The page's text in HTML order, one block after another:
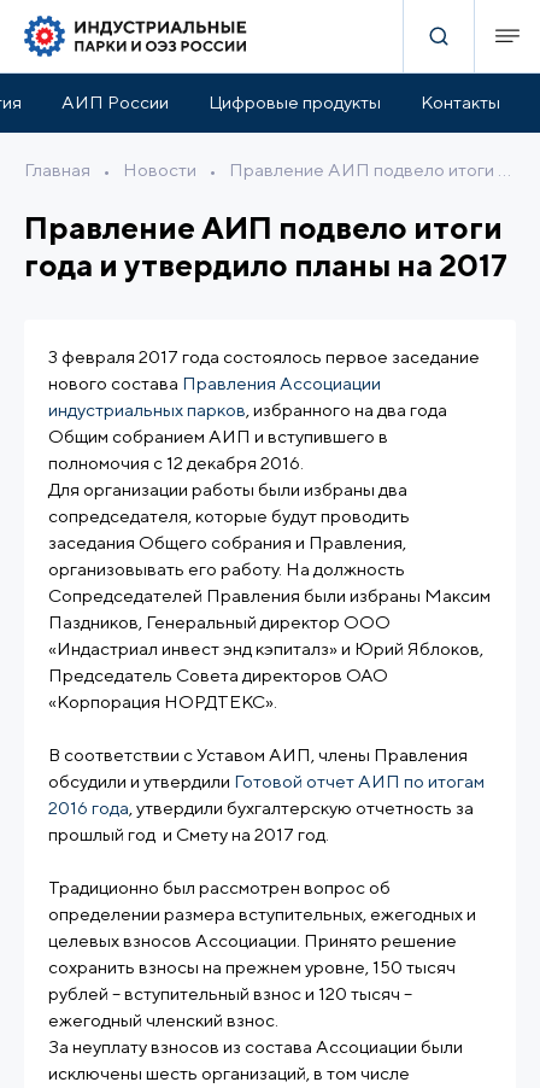
АИП России Цифровые продукты Контакты
Главная • Новости •
Правление АИП подвело итоги
года и утвердило планы на 2017
3 февраля 2017 года состоялось первое заседание
нового состава Правления Ассоциации
индустриальных парков , избранного на два года
Общим собранием АИП и вступившего в
полномочия с 12 декабря 2016.
Для организации работы были избраны два
сопредседателя, которые будут проводить
заседания Общего собрания и Правления,
организовывать его работу. На должность
Сопредседателей Правления были избраны Максим
Паздников, Генеральный директор ООО
«Индастриал инвест энд кэпиталз» и Юрий Яблоков,
Председатель Совета директоров ОАО
«Корпорация НОРДТЕКС».
В соответствии с Уставом АИП, члены Правления
обсудили и утвердили Готовой отчет АИП по итогам
2016 года , утвердили бухгалтерскую отчетность за
прошлый год и Смету на 2017 год.
Традиционно был рассмотрен вопрос об
определении размера вступительных, ежегодных и
целевых взносов Ассоциации. Принято решение
сохранить взносы на прежнем уровне, 150 тысяч
рублей – вступительный взнос и 120 тысяч –
ежегодный членский взнос.
За неуплату взносов из состава Ассоциации были
исключены шесть организаций, в том числе